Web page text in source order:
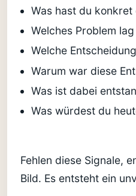
Was hast du konkret
Welches Problem
Welche
Warum war diese
Was ist dabei
Was würdest du
Fehlen diese Signale,
Bild. Es entsteht ein